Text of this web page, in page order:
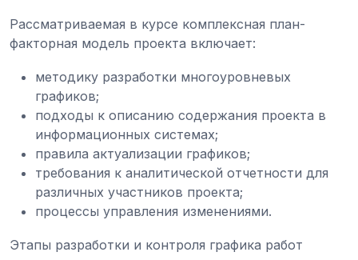
Рассматриваемая в курсе комплексная план-
факторная модель проекта включает:
методику разработки многоуровневых
графиков;
подходы к описанию содержания проекта в
информационных системах;
правила актуализации графиков;
требования к аналитической отчетности для
различных участников проекта;
процессы управления изменениями.
Этапы разработки и контроля графика работ